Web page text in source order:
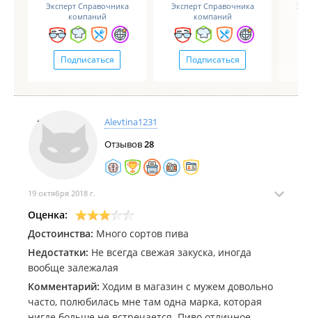
Эксперт Справочника
компаний
Подписаться
Эксперт Справочника
компаний
Подписаться
Alevtina1231
Отзывов28
19 октября 2018 г.
Оценка:
Достоинства: Много сортов пива
Недостатки: Не всегда свежая закуска, иногда
вообще залежалая
Комментарий: Ходим в магазин с мужем довольно
часто, полюбилась мне там одна марка, которая